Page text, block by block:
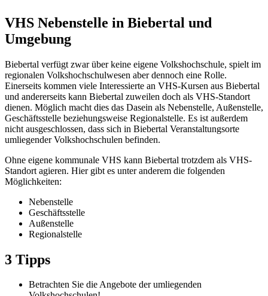
VHS Nebenstelle in Biebertal und
Umgebung
Biebertal verfügt zwar über keine eigene Volkshochschule, spielt im
regionalen Volkshochschulwesen aber dennoch eine Rolle.
Einerseits kommen viele Interessierte an VHS-Kursen aus Biebertal
und andererseits kann Biebertal zuweilen doch als VHS-Standort
dienen. Möglich macht dies das Dasein als Nebenstelle, Außenstelle,
Geschäftsstelle beziehungsweise Regionalstelle. Es ist außerdem
nicht ausgeschlossen, dass sich in Biebertal Veranstaltungsorte
umliegender Volkshochschulen befinden.
Ohne eigene kommunale VHS kann Biebertal trotzdem als VHS-
Standort agieren. Hier gibt es unter anderem die folgenden
Möglichkeiten:
Nebenstelle
Geschäftsstelle
Außenstelle
Regionalstelle
3 Tipps
Betrachten Sie die Angebote der umliegenden